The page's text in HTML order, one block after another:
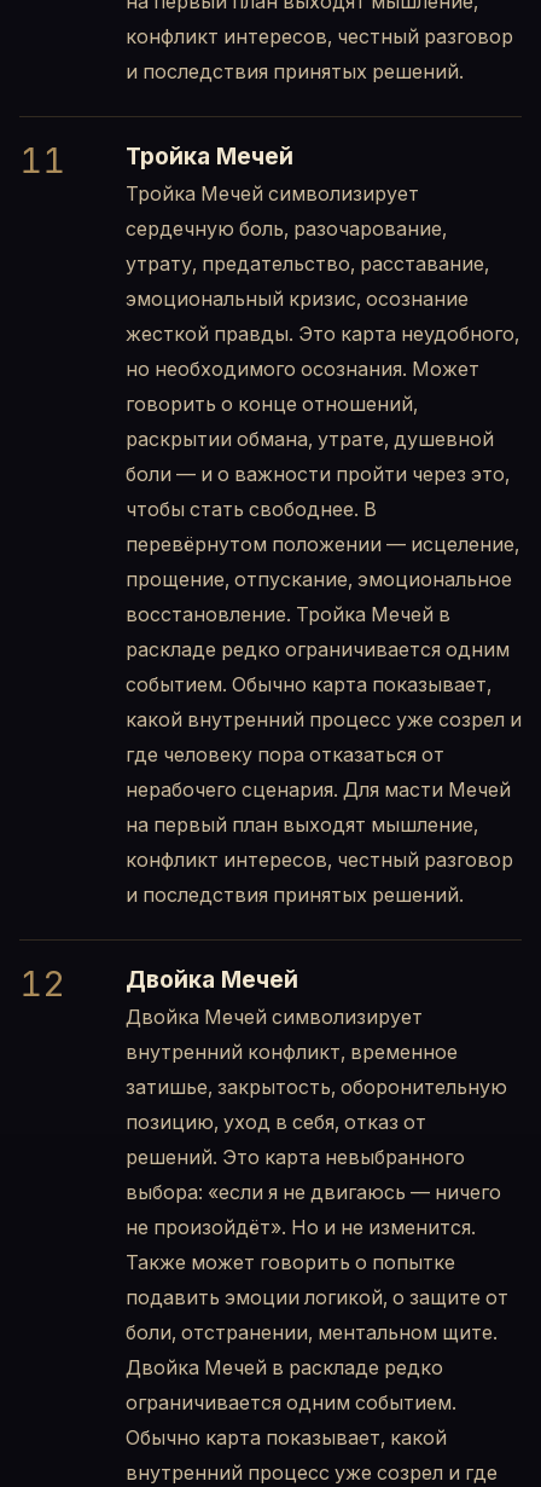
конфликт интересов, честный разговор
и последствия принятых решений.
11 Тройка Мечей
Тройка Мечей символизирует
сердечную боль, разочарование,
утрату, предательство, расставание,
эмоциональный кризис, осознание
жесткой правды. Это карта неудобного,
но необходимого осознания. Может
говорить о конце отношений,
раскрытии обмана, утрате, душевной
боли — и о важности пройти через это,
чтобы стать свободнее. В
перевёрнутом положении — исцеление,
прощение, отпускание, эмоциональное
восстановление. Тройка Мечей в
раскладе редко ограничивается одним
событием. Обычно карта показывает,
какой внутренний процесс уже созрел и
где человеку пора отказаться от
нерабочего сценария. Для масти Мечей
на первый план выходят мышление,
конфликт интересов, честный разговор
и последствия принятых решений.
12 Двойка Мечей
Двойка Мечей символизирует
внутренний конфликт, временное
затишье, закрытость, оборонительную
позицию, уход в себя, отказ от
решений. Это карта невыбранного
выбора: «если я не двигаюсь — ничего
не произойдёт». Но и не изменится.
Также может говорить о попытке
подавить эмоции логикой, о защите от
боли, отстранении, ментальном щите.
Двойка Мечей в раскладе редко
ограничивается одним событием.
Обычно карта показывает, какой
внутренний процесс уже созрел и где